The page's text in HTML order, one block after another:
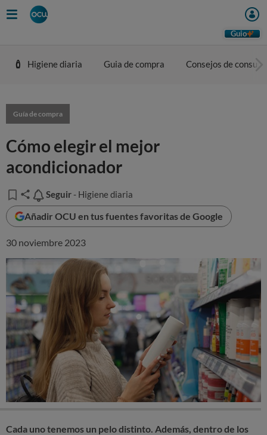
Guio
Higiene diaria Guia de compra Consejos de
Guía de compra
Cómo elegir el mejor
acondicionador
Seguir
Seguir - Higiene diaria
Añadir OCU en tus fuentes favoritas de Google
30 noviembre 2023
Cada uno tenemos un pelo distinto. Además, dentro de los